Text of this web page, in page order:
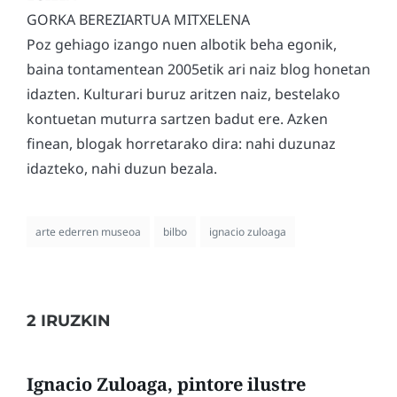
GORKA BEREZIARTUA MITXELENA
Poz gehiago izango nuen albotik beha egonik,
baina tontamentean 2005etik ari naiz blog honetan
idazten. Kulturari buruz aritzen naiz, bestelako
kontuetan muturra sartzen badut ere. Azken
finean, blogak horretarako dira: nahi duzunaz
idazteko, nahi duzun bezala.
arte ederren museoa bilbo ignacio zuloaga
2 IRUZKIN
Ignacio Zuloaga, pintore ilustre